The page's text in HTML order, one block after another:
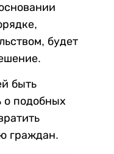
будет
быть
о подобных
граждан.